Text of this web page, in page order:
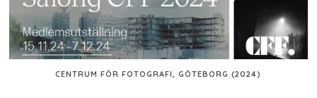
CENTRUM FÖR FOTOGRAFI, GÖTEBORG (2024)